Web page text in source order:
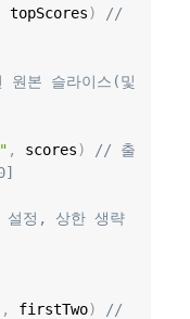
topScores)
//
원본 슬라이스(및
, scores)
// 출
정, 상한 생략
, firstTwo)
//